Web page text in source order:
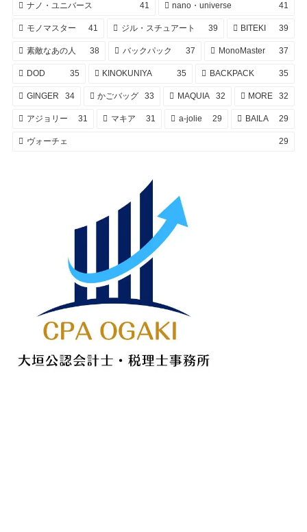
ナノ・ユニバース 41 nano・universe 41
モノマスター 41 ジル・スチュアート 39 BITEKI 39
素敵なあの人 38 バックパック 37 MonoMaster 37
DOD 35 KINOKUNIYA 35 BACKPACK 35
GINGER 34 かごバッグ 33 MAQUIA 32 MORE 32
アジョリー 31 マキア 31 a-jolie 29 BAILA 29
ヴォーチェ 29